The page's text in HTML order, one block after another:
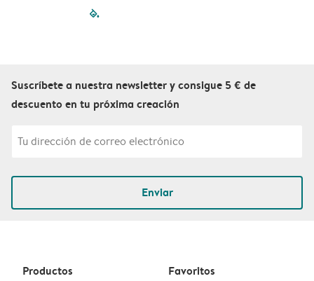
filled-pagination
Suscríbete a nuestra newsletter y consigue 5 € de
descuento en tu próxima creación
Enviar
Productos Favoritos